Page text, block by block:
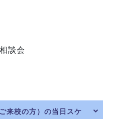
談会
来校の方）の当日スケ